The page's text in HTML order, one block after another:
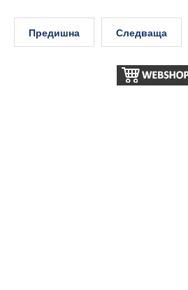
Предишна Следваща